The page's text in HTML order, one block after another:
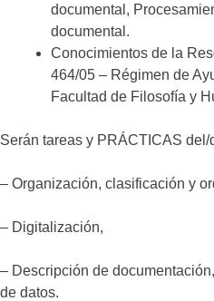
documental,
documental.
Conocimientos de la
464/05 – Régimen de
Facultad de Filosofía y
Serán tareas y PRÁCTICAS del/
– Organización, clasificación y
– Digitalización,
– Descripción de
de datos.